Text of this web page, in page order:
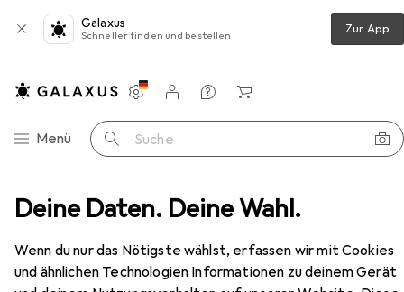
Deine Daten. Deine Wahl.
Wenn du nur das Nötigste wählst, erfassen wir mit Cookies
und ähnlichen Technologien Informationen zu deinem Gerät
Galaxus
Schneller finden und bestellen Zur App
Navigation nach Kategorien
Menü Suche
Einstellungen
Kundenkonto
Vergleichslisten
Merklisten
Warenkorb
Kaba Gehäuse Doppelzylinder RZ Modular Typ 2215-1
EUR
109,–
Kaba Gehäuse Doppelzylinder RZ